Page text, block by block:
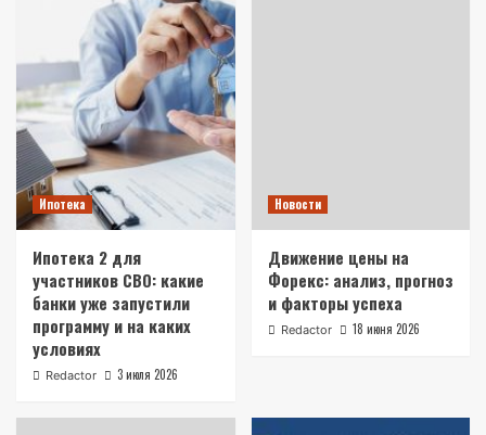
Ипотека
Ипотека 2 для
участников СВО: какие
банки уже запустили
программу и на каких
условиях
Redactor 3 июля 2026
Новости
Движение цены на
Форекс: анализ, прогноз
и факторы успеха
Redactor 18 июня 2026